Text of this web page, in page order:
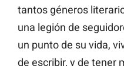
tantos géneros
una legión de
un punto de su vida,
de escribir, y de tener